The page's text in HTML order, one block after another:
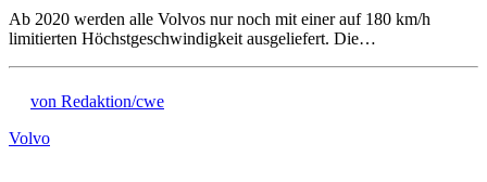
Ab 2020 werden alle Volvos nur noch mit einer auf 180 km/h
limitierten Höchstgeschwindigkeit ausgeliefert. Die…
von Redaktion/cwe
Volvo